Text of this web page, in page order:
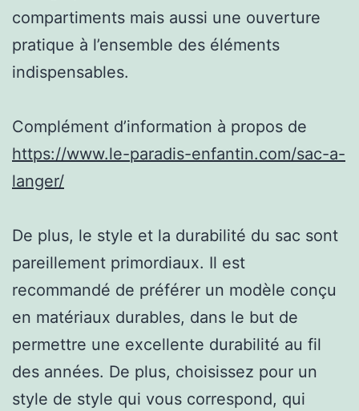
compartiments mais aussi une ouverture
pratique à l’ensemble des éléments
indispensables.
Complément d’information à propos de
https://www.le-paradis-enfantin.com/sac-a-
langer/
De plus, le style et la durabilité du sac sont
pareillement primordiaux. Il est
recommandé de préférer un modèle conçu
en matériaux durables, dans le but de
permettre une excellente durabilité au fil
des années. De plus, choisissez pour un
style de style qui vous correspond, qui